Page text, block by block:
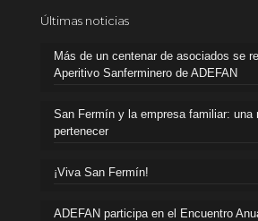
Últimas noticias
Más de un centenar de asociados se
Aperitivo Sanferminero de ADEFAN
San Fermín y la empresa familiar: una
pertenecer
¡Viva San Fermín!
ADEFAN participa en el Encuentro